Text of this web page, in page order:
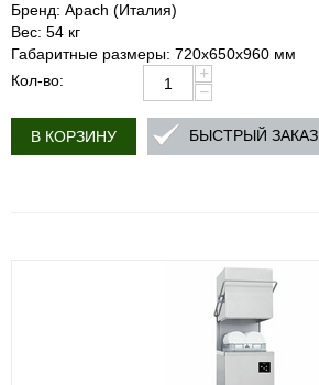
Бренд: Apach (Италия)
Вес: 54 кг
Габаритные размеры: 720х650х960 мм
Кол-во:
+
−
В КОРЗИНУ БЫСТРЫЙ ЗАКАЗ